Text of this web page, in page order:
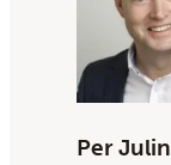
Per Julin